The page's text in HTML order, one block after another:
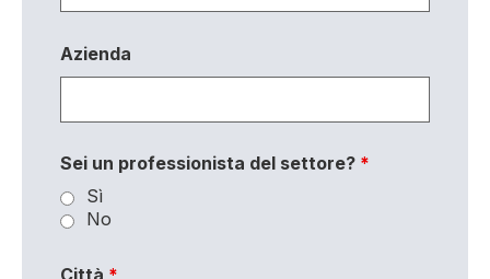
Azienda
Sei un professionista del settore? *
Sì
No